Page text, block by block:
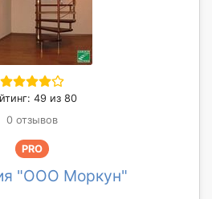
49 из 80
0 отзывов
PRO
"ООО Моркун"